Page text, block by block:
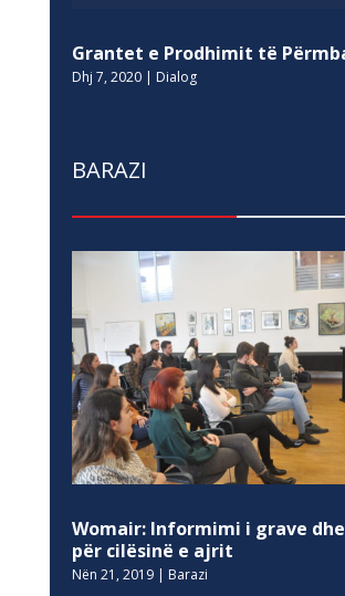
Grantet e Prodhimit të
Dhj 7, 2020| Dialog
BARAZI
Womair: Informimi i grave
për cilësinë e ajrit
Nën 21, 2019| Barazi